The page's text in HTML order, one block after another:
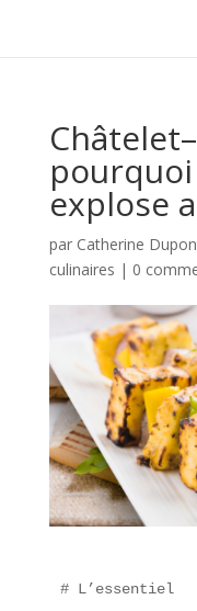
explose
par Catherine
culinaires | 0
# L’essentiel